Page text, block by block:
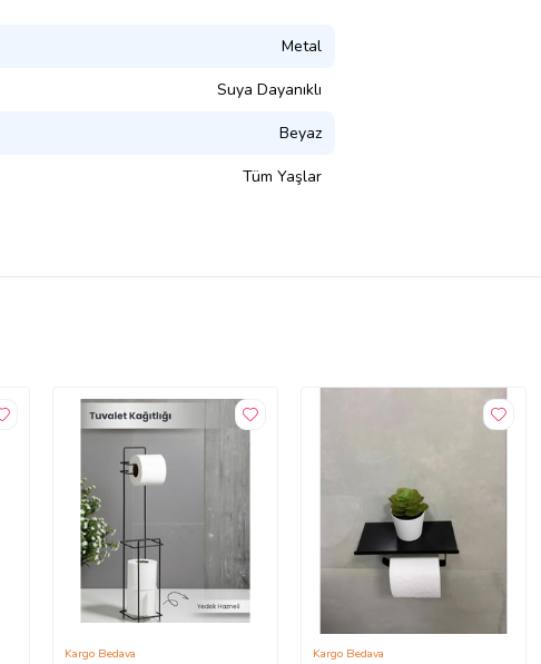
Metal
Suya Dayanıklı
Beyaz
Tüm Yaşlar
Kargo Bedava Kargo Bedava